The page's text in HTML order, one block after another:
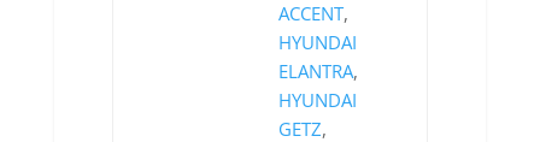
ACCENT,
HYUNDAI
ELANTRA,
HYUNDAI
GETZ,